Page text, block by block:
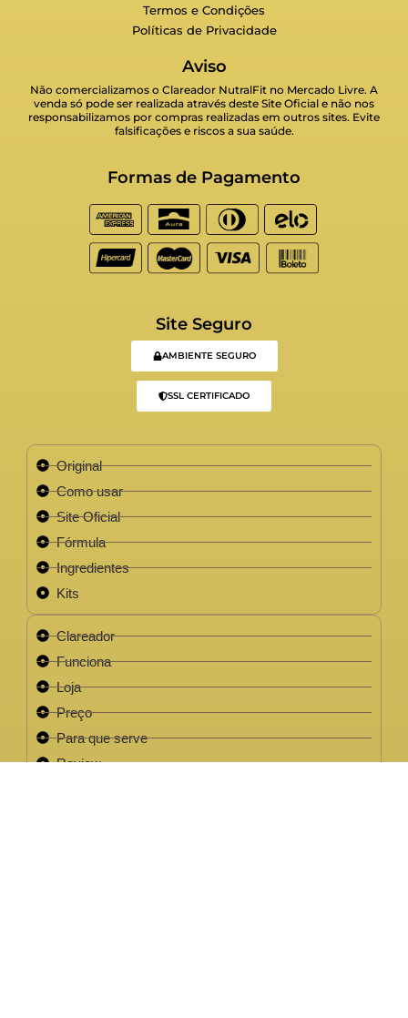
Termos e Condições
Políticas de Privacidade
Aviso
Não comercializamos o Clareador NutralFit no Mercado Livre. A
venda só pode ser realizada através deste Site Oficial e não nos
responsabilizamos por compras realizadas em outros sites. Evite
falsificações e riscos a sua saúde.
Formas de Pagamento
Site Seguro
AMBIENTE SEGURO
SSL CERTIFICADO
Original
Como usar
Site Oficial
Fórmula
Ingredientes
Kits
Clareador
Funciona
Loja
Preço
Para que serve
Review